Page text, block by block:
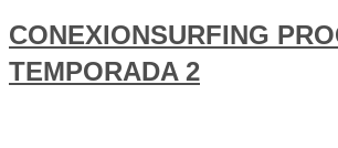
CONEXIONSURFING
TEMPORADA 2